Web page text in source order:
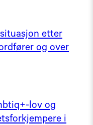
etter
og over
lov og
i